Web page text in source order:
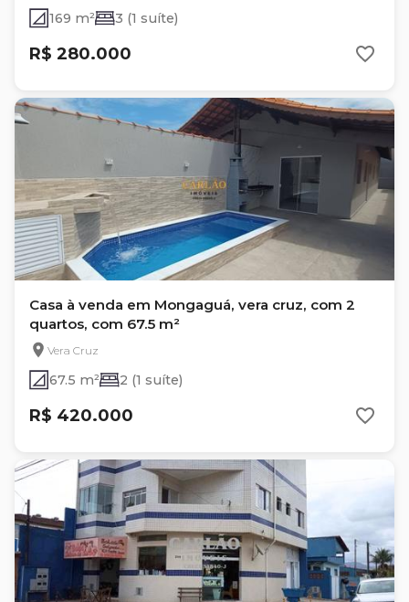
169 m² 3 (1 suíte)
R$ 280.000
Casa à venda em Mongaguá, vera cruz, com 2
quartos, com 67.5 m²
Vera Cruz
67.5 m² 2 (1 suíte)
R$ 420.000